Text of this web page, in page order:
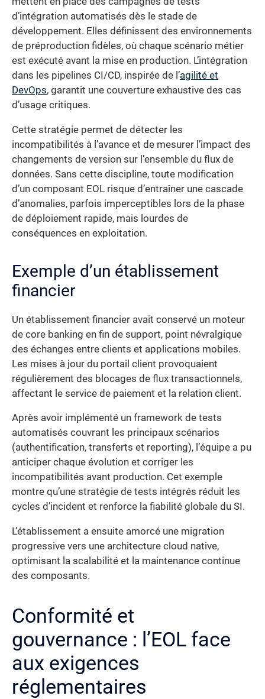
d’intégration automatisés dès le stade de
développement. Elles définissent des environnements
de préproduction fidèles, où chaque scénario métier
est exécuté avant la mise en production. L’intégration
dans les pipelines CI/CD, inspirée de l’agilité et
DevOps, garantit une couverture exhaustive des cas
d’usage critiques.
Cette stratégie permet de détecter les
incompatibilités à l’avance et de mesurer l’impact des
changements de version sur l’ensemble du flux de
données. Sans cette discipline, toute modification
d’un composant EOL risque d’entraîner une cascade
d’anomalies, parfois imperceptibles lors de la phase
de déploiement rapide, mais lourdes de
conséquences en exploitation.
Exemple d’un établissement
financier
Un établissement financier avait conservé un moteur
de core banking en fin de support, point névralgique
des échanges entre clients et applications mobiles.
Les mises à jour du portail client provoquaient
régulièrement des blocages de flux transactionnels,
affectant le service de paiement et la relation client.
Après avoir implémenté un framework de tests
automatisés couvrant les principaux scénarios
(authentification, transferts et reporting), l’équipe a pu
anticiper chaque évolution et corriger les
incompatibilités avant production. Cet exemple
montre qu’une stratégie de tests intégrés réduit les
cycles d’incident et renforce la fiabilité globale du SI.
L’établissement a ensuite amorcé une migration
progressive vers une architecture cloud native,
optimisant la scalabilité et la maintenance continue
des composants.
Conformité et
gouvernance : l’EOL face
aux exigences
réglementaires